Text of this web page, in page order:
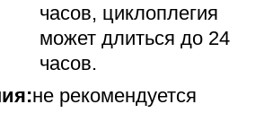
часов, циклоплегия
может длиться до 24
часов.
не рекомендуется